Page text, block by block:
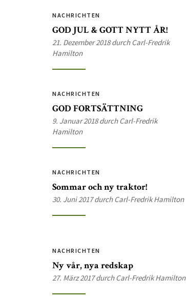
NACHRICHTEN
GOD JUL & GOTT NYTT ÅR!
21. Dezember 2018 durch Carl-Fredrik
Hamilton
NACHRICHTEN
GOD FORTSÄTTNING
9. Januar 2018 durch Carl-Fredrik
Hamilton
NACHRICHTEN
Sommar och ny traktor!
30. Juni 2017 durch Carl-Fredrik Hamilton
NACHRICHTEN
Ny vår, nya redskap
27. März 2017 durch Carl-Fredrik Hamilton